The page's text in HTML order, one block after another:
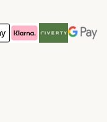
Method
Method
Pay Payment Method
Klarna Payment Method
Riverty Payment
Google